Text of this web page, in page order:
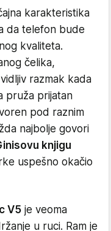
karakteristika
da telefon bude
kvaliteta.
čelika,
razmak kada
pruža prijatan
pod raznim
najbolje govori
knjigu
uspešno okačio
V5 je veoma
u ruci. Ram je